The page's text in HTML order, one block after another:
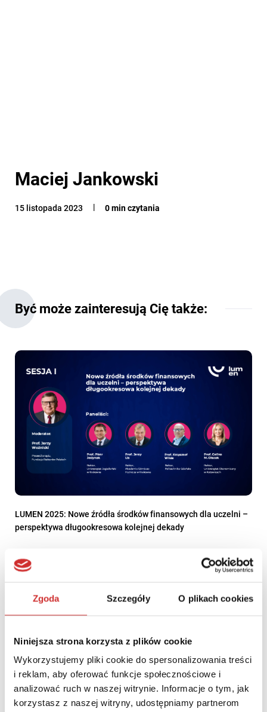
Zgoda Szczegóły O plikach cookies
Niniejsza strona korzysta z plików cookie
Wykorzystujemy pliki cookie do spersonalizowania treści
i reklam, aby oferować funkcje społecznościowe i
analizować ruch w naszej witrynie. Informacje o tym, jak
korzystasz z naszej witryny, udostępniamy partnerom
Maciej Jankowski
15 listopada 2023 0 min czytania
Być może zainteresują Cię także:
LUMEN 2025: Nowe źródła środków finansowych dla uczelni –
perspektywa długookresowa kolejnej dekady